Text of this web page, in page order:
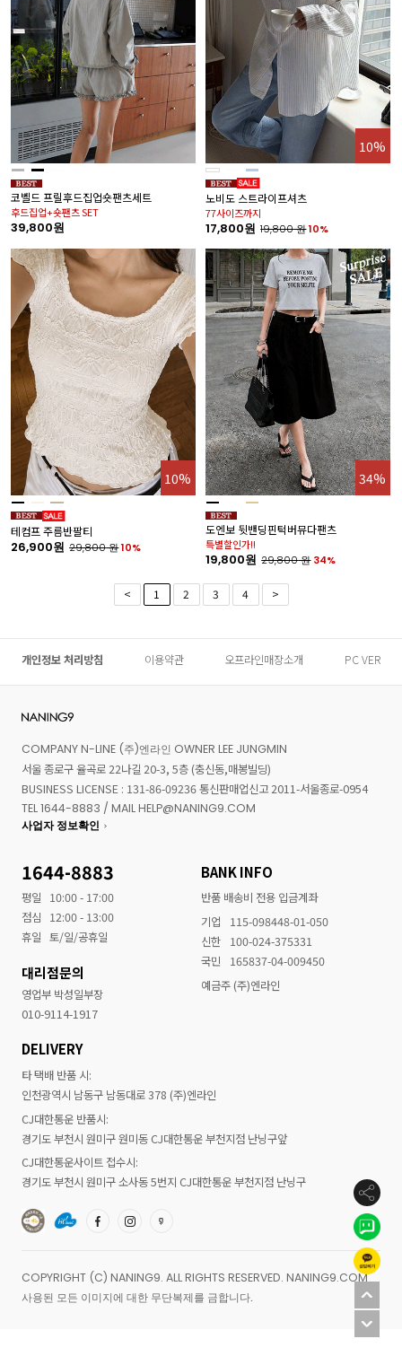
코벨드 프릴후드집업숏팬츠세트
후드집업+숏팬츠 SET
39,800원
10%
노비도 스트라이프셔츠
77사이즈까지
17,800원 19,800원10%
10%
테컴프 주름반팔티
26,900원 29,800원10%
34%
도엔보 뒷밴딩핀턱버뮤다팬츠
특별할인가!!
19,800원 29,800원 34%
< 1 2 3 4 >
개인정보 처리방침 이용약관 오프라인매장소개 PC VER
COMPANY N-LINE (주)엔라인 OWNER LEE JUNGMIN
서울 종로구 율곡로 22나길 20-3, 5층 (충신동,매봉빌딩)
BUSINESS LICENSE : 131-86-09236 통신판매업신고 2011-서울종로-0954
TEL 1644-8883 / MAIL HELP@NANING9.COM
사업자 정보확인
1644-8883
평일
10:00 - 17:00
점심
12:00 - 13:00
휴일 토/일/공휴일
대리점문의
영업부 박성일부장
010-9114-1917
BANK INFO
반품 배송비 전용 입금계좌
기업
115-098448-01-050
신한
100-024-375331
국민
165837-04-009450
예금주 (주)엔라인
DELIVERY
타 택배 반품 시:
인천광역시 남동구 남동대로 378 (주)엔라인
CJ대한통운 반품시:
경기도 부천시 원미구 원미동 CJ대한통운 부천지점 난닝구앞
CJ대한통운사이트 접수시:
경기도 부천시 원미구 소사동 5번지 CJ대한통운 부천지점 난닝구
COPYRIGHT (C) NANING9. ALL RIGHTS RESERVED. NANING9.COM
사용된 모든 이미지에 대한 무단복제를 금합니다.